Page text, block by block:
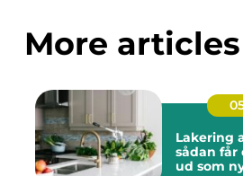
More articles
Lakering
sådan får
ud som